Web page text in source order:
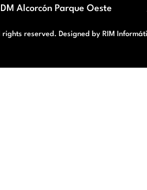
Alcorcón Parque Oeste
reserved. Designed by RIM